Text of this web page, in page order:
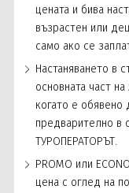
цената и бива
възрастен или
само ако се
Настаняването в
основната част
когато е обявено
предварително в
ТУРОПЕРАТОРЪТ.
PROMO или
цена с оглед на